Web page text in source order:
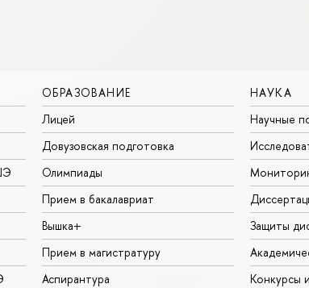
ОБРАЗОВАНИЕ
Лицей
Довузовская подготовка
Олимпиады
Прием в бакалавриат
Вышка+
Прием в магистратуру
Аспирантура
НАУКА
Научные
Защиты
Конкурсы